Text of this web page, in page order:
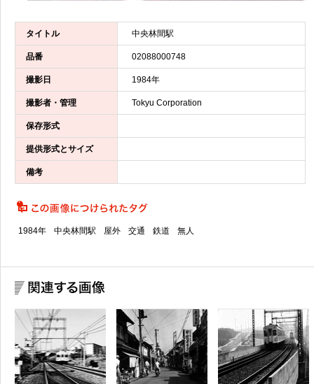
タイトル 中央林間駅
品番 02088000748
撮影日 1984年
撮影者・管理 Tokyu Corporation
保存形式
提供形式とサイズ
備考
1984年 中央林間駅 屋外 交通 鉄道 無人